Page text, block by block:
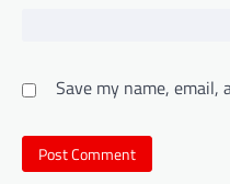
Save my name,